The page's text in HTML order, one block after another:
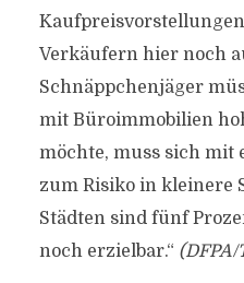
Verkäufern hier noch
Schnäppchenjäger
mit Büroimmobilien
möchte, muss sich mit
zum Risiko in kleinere
Städten sind fünf
noch erzielbar.“ (DFPA/